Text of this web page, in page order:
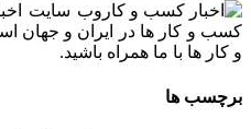
وب سایت
کسب و کار ها در ایران و جهان
و کار ها با ما همراه باشید.
برچسب ها